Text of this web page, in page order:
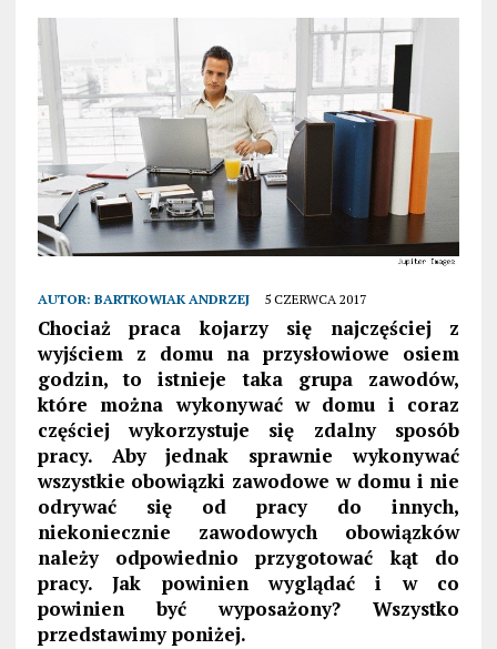
AUTOR: BARTKOWIAK ANDRZEJ 5 CZERWCA 2017
Chociaż praca kojarzy się najczęściej z
wyjściem z domu na przysłowiowe osiem
godzin, to istnieje taka grupa zawodów,
które można wykonywać w domu i coraz
częściej wykorzystuje się zdalny sposób
pracy. Aby jednak sprawnie wykonywać
wszystkie obowiązki zawodowe w domu i nie
odrywać się od pracy do innych,
niekoniecznie zawodowych obowiązków
należy odpowiednio przygotować kąt do
pracy. Jak powinien wyglądać i w co
powinien być wyposażony? Wszystko
przedstawimy poniżej.